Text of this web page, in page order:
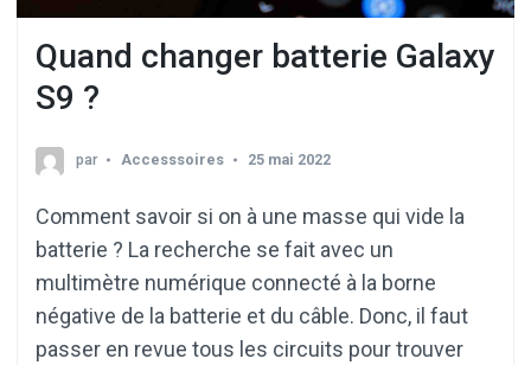
Quand changer batterie Galaxy
S9 ?
par Accesssoires 25 mai 2022
Comment savoir si on à une masse qui vide la
batterie ? La recherche se fait avec un
multimètre numérique connecté à la borne
négative de la batterie et du câble. Donc, il faut
passer en revue tous les circuits pour trouver